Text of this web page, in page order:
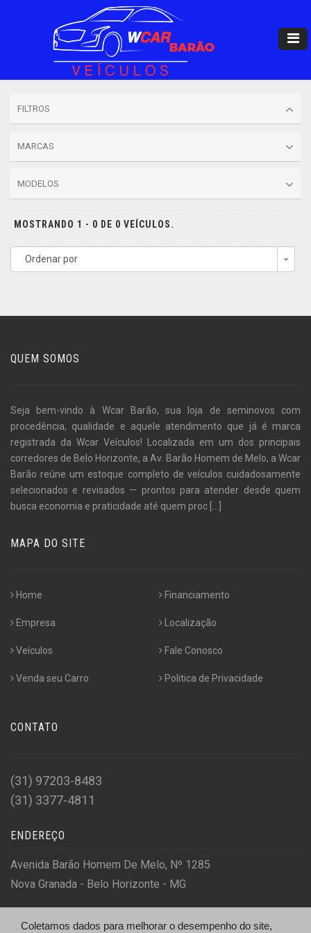
FILTROS
MARCAS
MODELOS
MOSTRANDO 1 - 0 DE 0 VEÍCULOS.
Ordenar por
QUEM SOMOS
Seja bem-vindo à Wcar Barão, sua loja de seminovos com
procedência, qualidade e aquele atendimento que já é marca
registrada da Wcar Veículos! Localizada em um dos principais
corredores de Belo Horizonte, a Av. Barão Homem de Melo, a Wcar
Barão reúne um estoque completo de veículos cuidadosamente
selecionados e revisados — prontos para atender desde quem
busca economia e praticidade até quem proc
MAPA DO SITE
Home
Empresa
Veículos
Venda seu Carro
Financiamento
Localização
Fale Conosco
Politica de Privacidade
CONTATO
(31) 97203-8483
(31) 3377-4811
ENDEREÇO
Avenida Barão Homem De Melo, Nº 1285
Nova Granada - Belo Horizonte - MG
Coletamos dados para melhorar o desempenho do site,